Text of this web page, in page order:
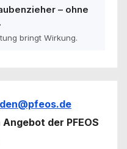
– ohne
bringt Wirkung.
der PFEOS